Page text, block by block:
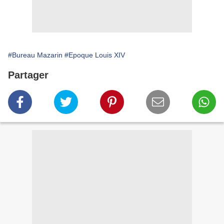
#Bureau Mazarin #Epoque Louis XIV
Partager